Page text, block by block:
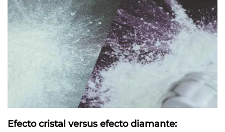
Efecto cristal versus efecto diamante: